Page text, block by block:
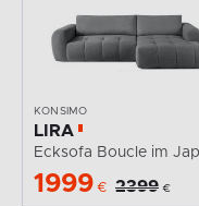
KONSIMO
LIRA
1999 € 2399 €